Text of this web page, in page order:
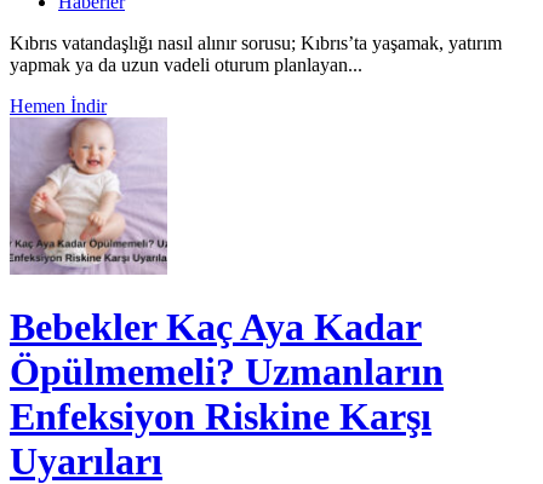
Kıbrıs vatandaşlığı nasıl alınır sorusu; Kıbrıs’ta yaşamak, yatırım
yapmak ya da uzun vadeli oturum planlayan...
Hemen İndir
Bebekler Kaç Aya Kadar
Öpülmemeli? Uzmanların
Enfeksiyon Riskine Karşı
Uyarıları